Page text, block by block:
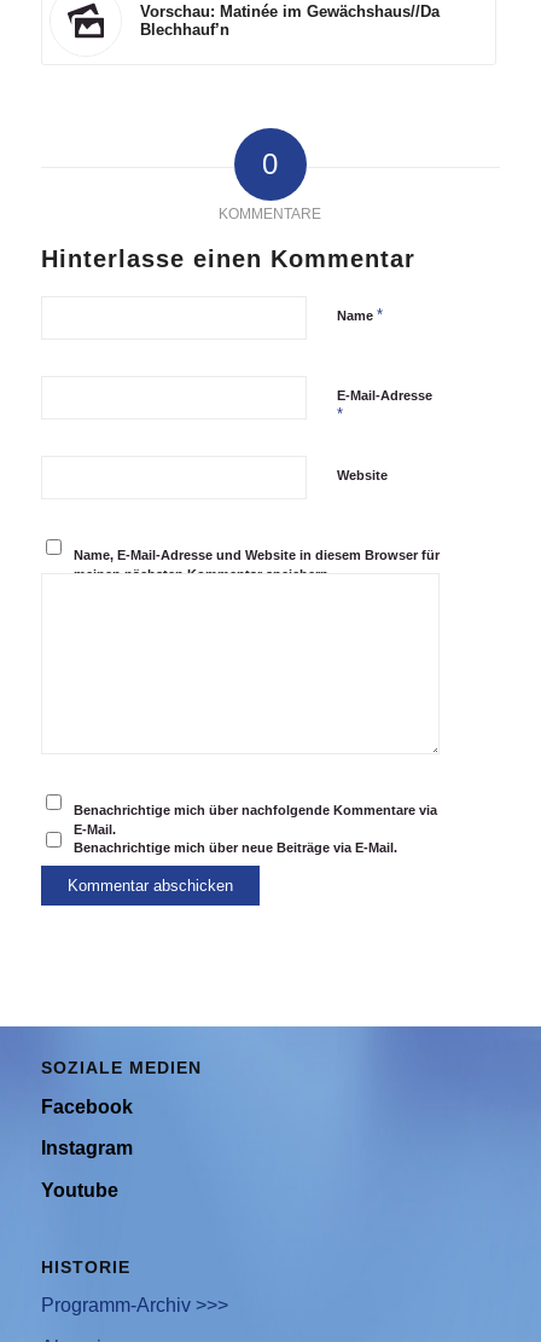
Vorschau: Matinée im Gewächshaus//Da
Blechhauf’n
0
KOMMENTARE
Hinterlasse einen Kommentar
Name *
E-Mail-Adresse
*
Website
Name, E-Mail-Adresse und Website in diesem Browser für
meinen nächsten Kommentar speichern.
Benachrichtige mich über nachfolgende Kommentare via
E-Mail.
Benachrichtige mich über neue Beiträge via E-Mail.
SOZIALE MEDIEN
Facebook
Instagram
Youtube
HISTORIE
Programm-Archiv >>>